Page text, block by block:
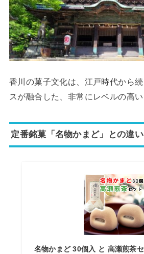
香川の菓子文化は、江戸時代から
スが融合した、非常にレベルの高い
定番銘菓「名物かまど」との違い
名物かまど 30個入 と 高瀬煎茶